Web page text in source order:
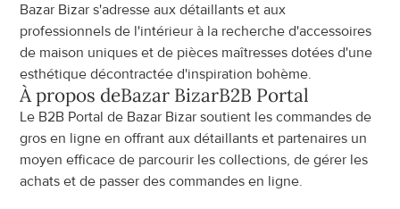
Bazar Bizar s'adresse aux détaillants et aux
professionnels de l'intérieur à la recherche d'accessoires
de maison uniques et de pièces maîtresses dotées d'une
esthétique décontractée d'inspiration bohème.
À propos deBazar BizarB2B Portal
Le B2B Portal de Bazar Bizar soutient les commandes de
gros en ligne en offrant aux détaillants et partenaires un
moyen efficace de parcourir les collections, de gérer les
achats et de passer des commandes en ligne.